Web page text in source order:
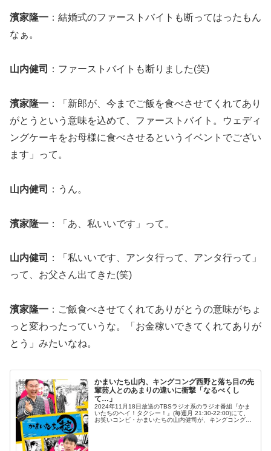
濱家隆一 ：結婚式のファーストバイトも断ってはったもん
なぁ。
山内健司 ：ファーストバイトも断りました(笑)
濱家隆一 ：「新郎が、今までご飯を食べさせてくれてあり
がとうという意味を込めて、ファーストバイト。ウェディ
ングケーキをお母様に食べさせるというイベントでござい
ます」って。
山内健司 ：うん。
濱家隆一 ：「あ、私いいです」って。
山内健司
：「私いいです、アンタ行って、アンタ行って」
って、お父さん出てきた(笑)
濱家隆一 ：ご飯食べさせてくれてありがとうの意味がちょ
っと変わったっていうな。「お金稼いできてくれてありが
とう」みたいなね。
かまいたち山内、キングコング西野と落ち目の先
輩芸人とのあまりの違いに衝撃「なるべくし
て…」
2024年11月18日放送のTBSラジオ系のラジオ番組『かま
いたちのヘイ！タクシー！』(毎週月 21:30-22:00)にて、
お笑いコンビ・かまいたちの山内健司が、キングコング・